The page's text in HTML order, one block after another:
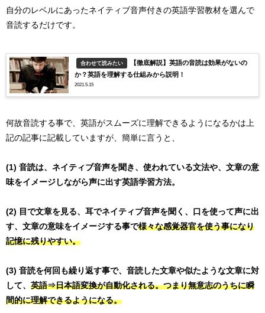
自分のレベルにあったネイティブ音声付きの英語学習教材を選んで
音読するだけです。
合わせて読みたい
【徹底解説】英語の音読は効果がないの
か？英語を理解する仕組みから説明！
2021.5.15
何故音読する事で、英語がスムーズに理解できるようになるかは上
記の記事に記載していますが、簡単に言うと、
(1) 音読は、ネイティブ音声を聞き、使われている文法や、文章の意
味をイメージしながら声に出す英語学習方法。
(2) 目で文章を見る、耳でネイティブ音声を聞く、口を使って声に出
す、文章の意味をイメージする事で様々な感覚器官を使う事になり
記憶に残りやすい。
(3) 音読を何回も繰り返す事で、音読した文章や似たような文章に対
して、 英語⇒日本語変換が自動化される。つまり無意志のうちに瞬
間的に理解できるようになる。